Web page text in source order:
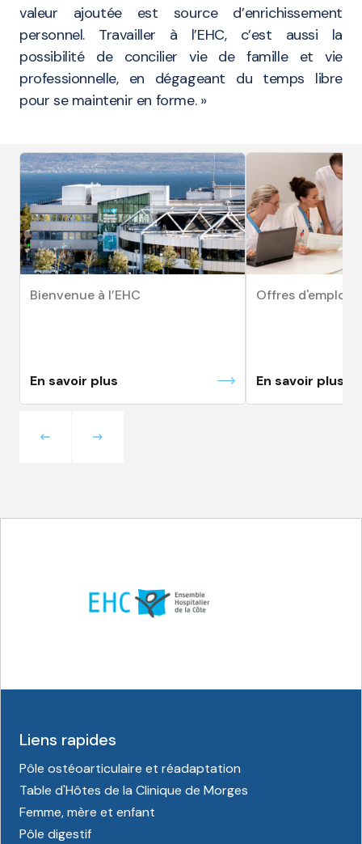
valeur ajoutée est source d’enrichissement
personnel. Travailler à l’EHC, c’est aussi la
possibilité de concilier vie de famille et vie
professionnelle, en dégageant du temps libre
pour se maintenir en forme. »
Bienvenue à l’EHC
En savoir plus
Offres d'emploi
En savoir plus
Liens rapides
Pôle ostéoarticulaire et réadaptation
Table d'Hôtes de la Clinique de Morges
Femme, mère et enfant
Pôle digestif